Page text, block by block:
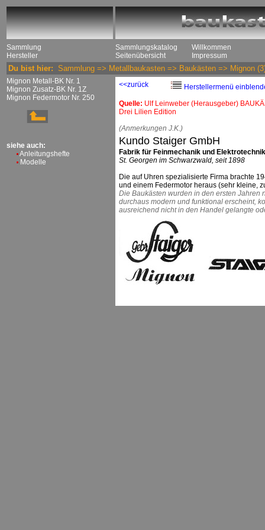
Sammlung
Hersteller
Sammlungskatalog
Seitenübersicht
Willkommen
Impressum
Du bist hier: Sammlung => Metallbaukasten => Baukästen => Mignon
Mignon Metall-BK Nr. 1
Mignon Zusatz-BK Nr. 1Z
Mignon Federmotor Nr. 250
siehe auch:
Anleitungshefte
Modelle
<<zurück
Herstellermenü
Quelle: Ulf Leinweber (Herausgeber)
Drei Lilien Edition
(Anmerkungen J.K.)
Kundo Staiger GmbH
Fabrik für Feinmechanik und Elektrotechnik
St. Georgen im Schwarzwald, seit 1898
Die auf Uhren spezialisierte Firma brachte
und einem Federmotor heraus (sehr kleine,
Die Baukästen wurden in den ersten Jahren
durchaus modern und funktional erscheint,
ausreichend nicht in den Handel gelangte